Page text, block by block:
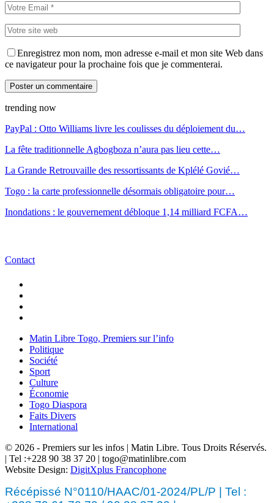
Enregistrez mon nom, mon adresse e-mail et mon site Web dans
ce navigateur pour la prochaine fois que je commenterai.
trending now
PayPal : Otto Williams livre les coulisses du déploiement du…
La fête traditionnelle Agbogboza n’aura pas lieu cette…
La Grande Retrouvaille des ressortissants de Kplélé Govié…
Togo : la carte professionnelle désormais obligatoire pour…
Inondations : le gouvernement débloque 1,14 milliard FCFA…
Contact
Matin Libre Togo, Premiers sur l’info
Politique
Société
Sport
Culture
Économie
Togo Diaspora
Faits Divers
International
© 2026 - Premiers sur les infos | Matin Libre. Tous Droits Réservés.
| Tel :+228 90 38 37 20 | togo@matinlibre.com
Website Design: DigitXplus Francophone
Récépissé N°0110/HAAC/01-2024/PL/P | Tel :